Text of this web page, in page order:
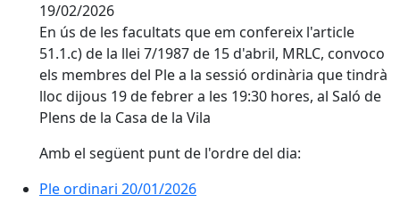
19/02/2026
En ús de les facultats que em confereix l'article
51.1.c) de la llei 7/1987 de 15 d'abril, MRLC, convoco
els membres del Ple a la sessió ordinària que tindrà
lloc dijous 19 de febrer a les 19:30 hores, al Saló de
Plens de la Casa de la Vila
Amb el següent punt de l'ordre del dia:
Ple ordinari 20/01/2026
Ple ordinari 20/01/2026